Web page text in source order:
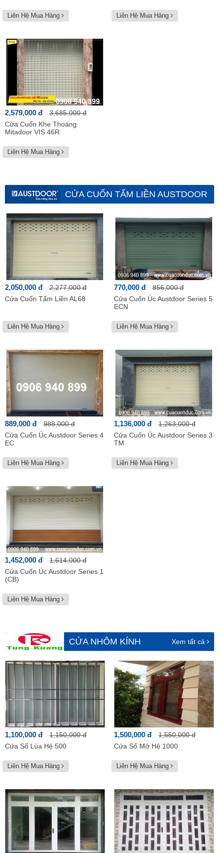
Liên Hệ Mua Hàng Liên Hệ Mua Hàng
2,579,000 đ
3,685,000 đ
Cửa Cuốn Khe Thoáng
Mitadoor VIS 46R
Liên Hệ Mua Hàng
CỬA CUỐN TẤM LIỀN AUSTDOOR
2,050,000 đ
2,277,000 đ
Cửa Cuốn Tấm Liền AL68
Liên Hệ Mua Hàng
770,000 đ
856,000 đ
Cửa Cuốn Úc Austdoor Series 5
ECN
Liên Hệ Mua Hàng
889,000 đ
988,000 đ
Cửa Cuốn Úc Austdoor Series 4
EC
Liên Hệ Mua Hàng
1,136,000 đ
1,263,000 đ
Cửa Cuốn Úc Austdoor Series 3
TM
Liên Hệ Mua Hàng
1,452,000 đ
1,614,000 đ
Cửa Cuốn Úc Austdoor Series 1
(CB)
Liên Hệ Mua Hàng
CỬA NHÔM KÍNH Xem tất cả
1,100,000 đ
1,150,000 đ
Cửa Sổ Lùa Hệ 500
Liên Hệ Mua Hàng
1,500,000 đ
1,550,000 đ
Cửa Sổ Mở Hệ 1000
Liên Hệ Mua Hàng